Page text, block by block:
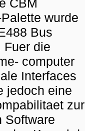
CBM
wurde
Bus
Fuer die
computer
Interfaces
jedoch eine
zur
Software